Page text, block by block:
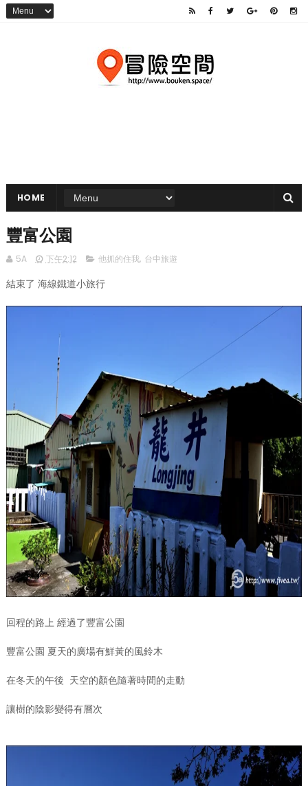
HOME
豐富公園
5A 下午2:12 他抓的住我, 台中旅遊
結束了 海線鐵道小旅行
回程的路上 經過了豐富公園
豐富公園 夏天的廣場有鮮黃的風鈴木
在冬天的午後 天空的顏色隨著時間的走動
讓樹的陰影變得有層次